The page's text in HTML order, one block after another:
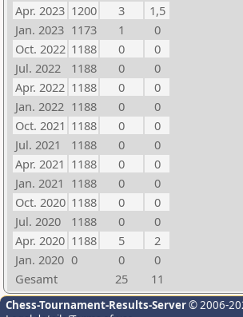
Apr. 2023 1200 3
1,5
Jan. 2023 1173 1
0
Oct. 2022 1188 0
0
Jul. 2022
1188 0
0
Apr. 2022 1188 0
0
Jan. 2022 1188 0
0
Oct. 2021 1188 0
0
Jul. 2021
1188 0
0
Apr. 2021 1188 0
0
Jan. 2021 1188 0
0
Oct. 2020 1188 0
0
Jul. 2020
1188 0
0
Apr. 2020 1188 5
2
Jan. 2020 0 0
0
Gesamt
25 11
Chess-Tournament-Results-Server© 2006-